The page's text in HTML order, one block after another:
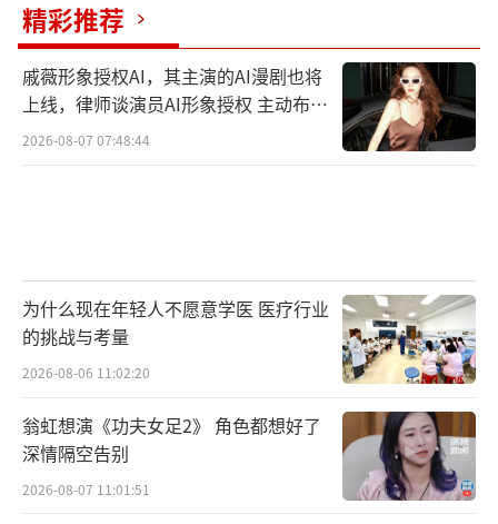
精彩推荐
戚薇形象授权AI，其主演的AI漫剧也将
上线，律师谈演员AI形象授权 主动布局
数字资产
2026-08-07 07:48:44
为什么现在年轻人不愿意学医 医疗行业
的挑战与考量
2026-08-06 11:02:20
翁虹想演《功夫女足2》 角色都想好了
深情隔空告别
2026-08-07 11:01:51